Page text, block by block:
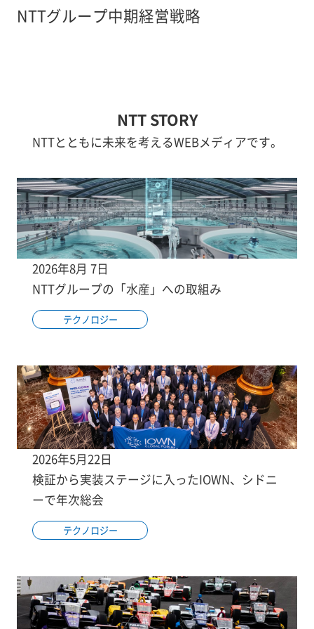
NTTグループ中期経営戦略
NTT STORY
NTTとともに未来を考えるWEBメディアです。
2026年8月 7日
NTTグループの「水産」への取組み
テクノロジー
2026年5月22日
検証から実装ステージに入ったIOWN、シドニ
ーで年次総会
テクノロジー